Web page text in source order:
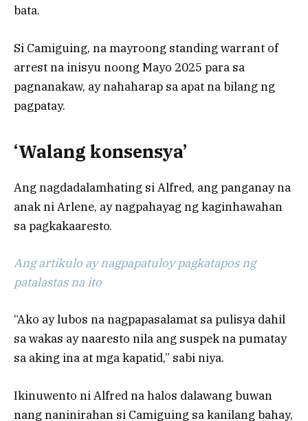
bata.
Si Camiguing, na mayroong standing warrant of
arrest na inisyu noong Mayo 2025 para sa
pagnanakaw, ay nahaharap sa apat na bilang ng
pagpatay.
‘Walang konsensya’
Ang nagdadalamhating si Alfred, ang panganay na
anak ni Arlene, ay nagpahayag ng kaginhawahan
sa pagkakaaresto.
Ang artikulo ay nagpapatuloy pagkatapos ng
patalastas na ito
“Ako ay lubos na nagpapasalamat sa pulisya dahil
sa wakas ay naaresto nila ang suspek na pumatay
sa aking ina at mga kapatid,” sabi niya.
Ikinuwento ni Alfred na halos dalawang buwan
nang naninirahan si Camiguing sa kanilang bahay,